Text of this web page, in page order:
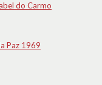
do Carmo
Paz 1969